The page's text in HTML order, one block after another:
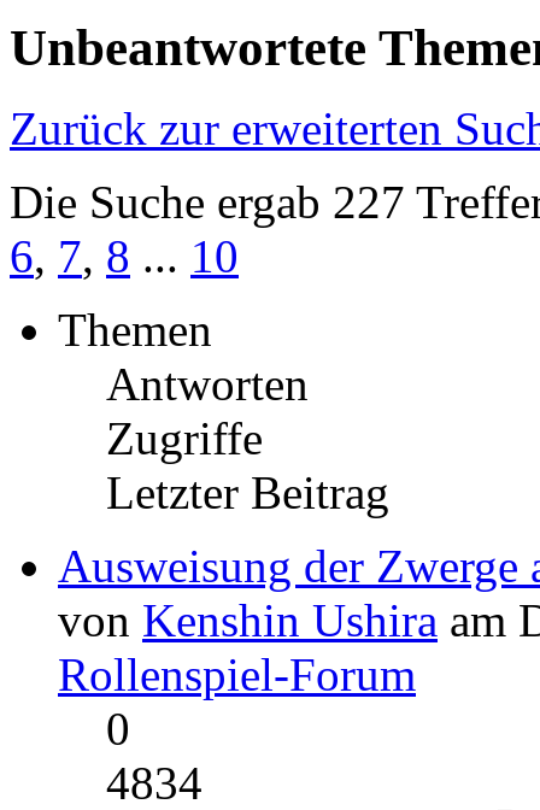
Unbeantwortete
Zurück zur erweiterten
Die Suche ergab 227
6, 7, 8 ... 10
Themen
Antworten
Zugriffe
Letzter Beitrag
Ausweisung der Zwerge
von Kenshin Ushira am
Rollenspiel-Forum
0
4834